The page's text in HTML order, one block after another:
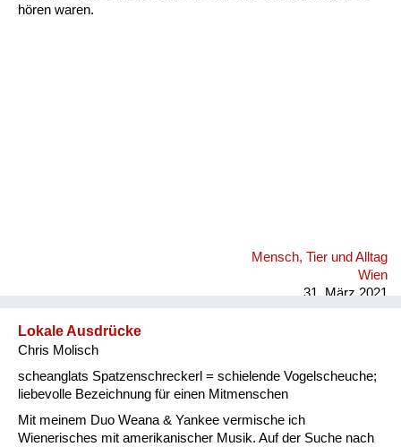
hören waren.
Mensch, Tier und Alltag
Wien
31. März 2021
Lokale Ausdrücke
Chris Molisch
scheanglats Spatzenschreckerl = schielende Vogelscheuche;
liebevolle Bezeichnung für einen Mitmenschen
Mit meinem Duo Weana & Yankee vermische ich
Wienerisches mit amerikanischer Musik. Auf der Suche nach